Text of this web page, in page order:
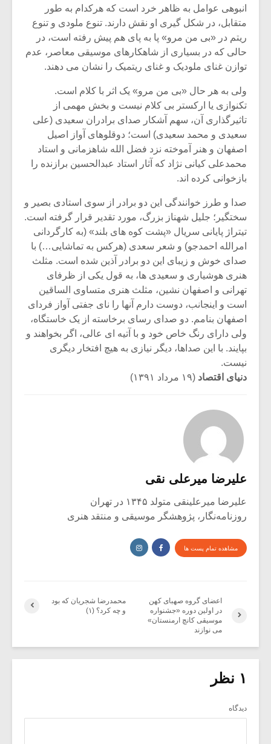
انبوهی عوامل به ظاهر خرد است که هرکدام به طور
متقابل، در شکل گیری او نقش دارند. تنوع ملودی و تنوع
ریتم در «بی من مرو» پا به پای هم پیش رفته است، در
حالی که در بسیاری از شاهکارهای موسیقی معاصر، عدم
توازن غنای ملودیک و غنای ریتمیک را نشان می دهند.
ولی به هر حال «بی من مرو» یک اثر با کلام است.
تکنوازی یا ارکستر بی کلام نیست و بخش مهمی از
تاثیرگذاری آن، سهم آشکار صدای برادران سعیدی (علی
سعیدی و محمد سعیدی) است؛ دوقلوهای آواز اصیل
اصفهان و هنر آموخته نزد فضل الله شاهزمانی و استاد
محمدعلی کیانی نژاد که آثار استاد عبدالحسین برازنده را
بازخوانی کرده اند.
صدا و طرز خوانندگی این دو برادر از سوی استادی بصیر و
سختگیر؛ جلیل شهناز بزرگ، مورد تقدیر قرار گرفته است.
تیتراژ پایانی سریال «پشت کوه های بلند» (به کارگردانی
امرالله احمدجو) و شعر سعدی (هرکس به تماشایی…) با
صدای خوش و زیبای این دو برادر آذین شده است. مثلث
هنری هوشیاری و سعیدی ها، به قول یکی از ظرفای
تهرانی و اصفهان نشین، مثلث هنری متساوی الساقین
است و اینجانب، دوست دارم آنها را نای جفتی آواز فردای
اصفهان بنامم. دو صدای رسای برخاسته از یک خاستگاه،
ولی دارای رنگ خاص خود و با آتیه ای عالی، اگر بخواهند و
بپایند. با این صداها، دیگر نیازی به هیچ افتخار دیگری
نیست.
دنیای اقتصاد (۱۹ مرداد ۱۳۹۱)
علیرضا میرعلی نقی
علیرضا میرعلینقی متولد ۱۳۴۵ در تهران
روزنامه‌نگار، پژوهشگر موسیقی و منتقد هنری
مشاهده تمام پست ها
محمدرضا شجریان که بود
و چه کرد؟ (۱)
اعضای گروه صهبای کهن
در اولین دوره «جشنواره
موسیقی کانچ ارمنستان»
می نوازند
۱ نظر
دیدگاه
میکلوش روژا
یادداشتی بر موسیقی
شیش و نیم»
اگر نمی توانی
مشهورترین باشی،
بدنام ترین باش
موسیقی
سکانسی
موسیقی